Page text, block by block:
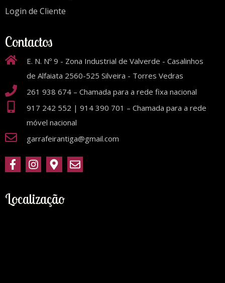
Login de Cliente
Contactos
E. N. Nº 9 - Zona Industrial de Valverde - Casalinhos
de Alfaiata 2560-525 Silveira - Torres Vedras
261 938 674 – Chamada para a rede fixa nacional
917 242 552 | 914 390 701 – Chamada para a rede
móvel nacional
garrafeirantiga@gmail.com
Localização